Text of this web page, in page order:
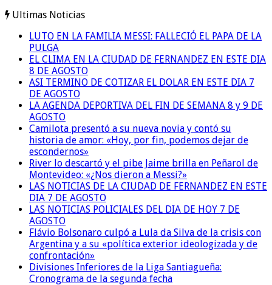
Ultimas Noticias
LUTO EN LA FAMILIA MESSI: FALLECIÓ EL PAPA DE LA
PULGA
EL CLIMA EN LA CIUDAD DE FERNANDEZ EN ESTE DIA
8 DE AGOSTO
ASI TERMINO DE COTIZAR EL DOLAR EN ESTE DIA 7
DE AGOSTO
LA AGENDA DEPORTIVA DEL FIN DE SEMANA 8 y 9 DE
AGOSTO
Camilota presentó a su nueva novia y contó su
historia de amor: «Hoy, por fin, podemos dejar de
escondernos»
River lo descartó y el pibe Jaime brilla en Peñarol de
Montevideo: «¿Nos dieron a Messi?»
LAS NOTICIAS DE LA CIUDAD DE FERNANDEZ EN ESTE
DIA 7 DE AGOSTO
LAS NOTICIAS POLICIALES DEL DIA DE HOY 7 DE
AGOSTO
Flávio Bolsonaro culpó a Lula da Silva de la crisis con
Argentina y a su «política exterior ideologizada y de
confrontación»
Divisiones Inferiores de la Liga Santiagueña:
Cronograma de la segunda fecha